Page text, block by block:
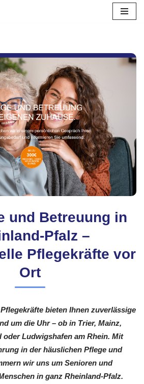
und Betreuung in
Pfalz –
Pflegekräfte vor
Ort
bieten Ihnen zuverlässige
um die Uhr – ob in Trier, Mainz,
oder Ludwigshafen am Rhein. Mit
in der häuslichen Pflege und
wir uns um Senioren und
in ganz Rheinland-Pfalz.